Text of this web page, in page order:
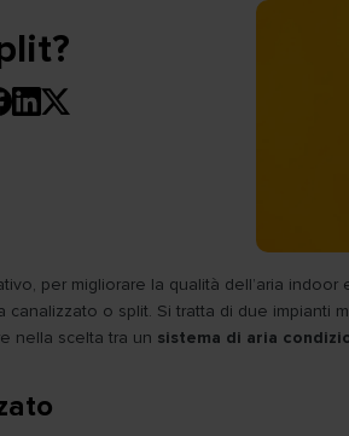
per migliorare la qualità dell’aria
o split. Si tratta di due impianti
nella scelta tra un sistema di aria